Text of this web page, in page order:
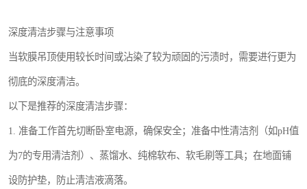
深度清洁步骤与注意事项
当软膜吊顶使用较长时间或沾染了较为顽固的污渍时，需要进行更为
彻底的深度清洁。
以下是推荐的深度清洁步骤：
1. 准备工作首先切断卧室电源，确保安全；准备中性清洁剂（如pH值
为7的专用清洁剂）、蒸馏水、纯棉软布、软毛刷等工具；在地面铺
设防护垫，防止清洁液滴落。